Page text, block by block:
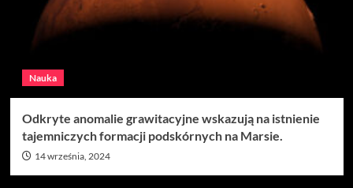
Nauka
Odkryte anomalie grawitacyjne wskazują na istnienie
tajemniczych formacji podskórnych na Marsie.
14 września, 2024